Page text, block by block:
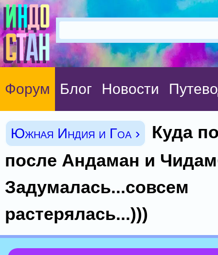
Форум Блог Новости
Южная Индия и Гоа ›
Куда
после Андаман и
Задумалась...совсем
растерялась...)))